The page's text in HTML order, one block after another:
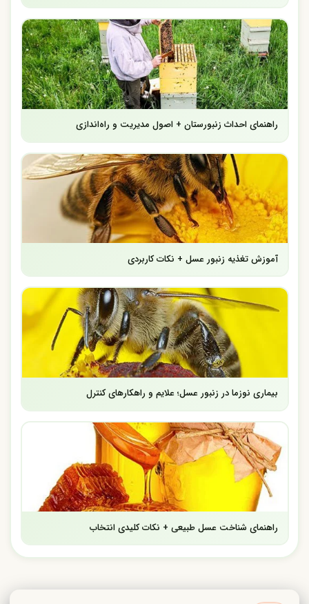
راهنمای احداث زنبورستان + اصول مدیریت و راه‌اندازی
آموزش تغذیه زنبور عسل + نکات کاربردی
بیماری نوزما در زنبور عسل؛ علایم و راهکارهای کنترل
راهنمای شناخت عسل طبیعی + نکات کلیدی انتخاب